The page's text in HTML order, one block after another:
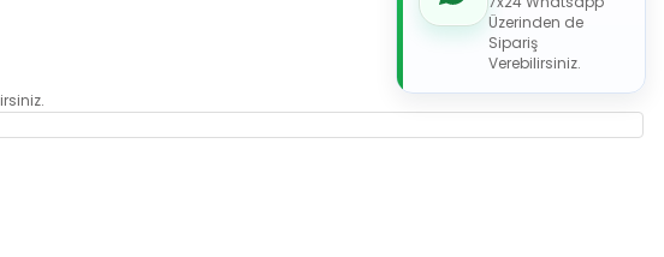
Üzerinden de
Sipariş
Verebilirsiniz.